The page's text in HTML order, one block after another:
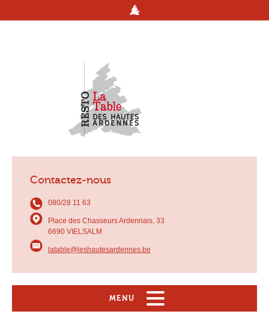
Contactez-nous
080/28 11 63
Place des Chasseurs Ardennais, 33
6690 VIELSALM
latable@leshautesardennes.be
MENU